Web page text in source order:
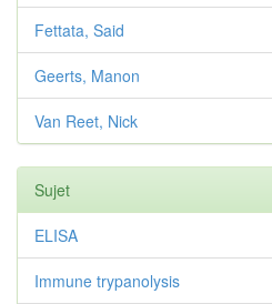
Fettata, Said
Geerts, Manon
Van Reet, Nick
Sujet
ELISA
Immune trypanolysis